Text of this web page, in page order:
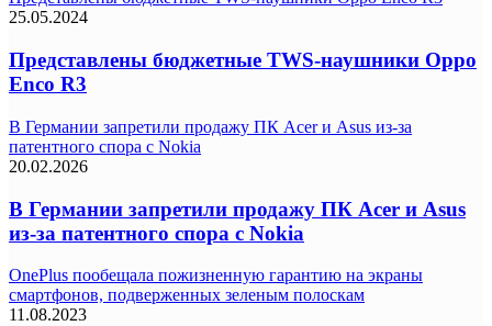
25.05.2024
Представлены бюджетные TWS-наушники Oppo
Enco R3
В Германии запретили продажу ПК Acer и Asus из-за
патентного спора с Nokia
20.02.2026
В Германии запретили продажу ПК Acer и Asus
из-за патентного спора с Nokia
OnePlus пообещала пожизненную гарантию на экраны
смартфонов, подверженных зеленым полоскам
11.08.2023